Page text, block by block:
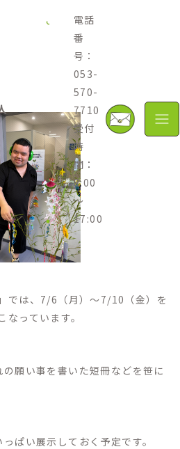
電話
番
号：
053-
570-
7710
受付
時
間：
8:00
～
17:00
願いを込めて～
では、7/6（月）～7/10（金）を
っています。
願い事を書いた短冊などを笹に
ぱい展示しておく予定です。